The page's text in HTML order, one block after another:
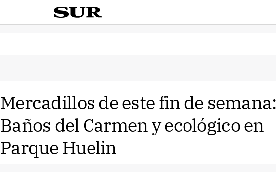
Mercadillos de este fin de semana:
Baños del Carmen y ecológico en
Parque Huelin